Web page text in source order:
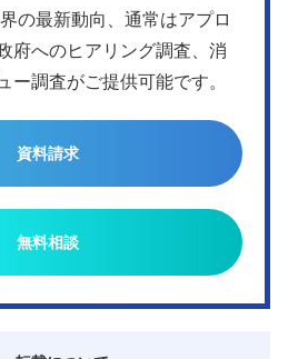
の最新動向、通常はアプロ
府へのヒアリング調査、消
ー調査がご提供可能です。
資料請求
無料相談